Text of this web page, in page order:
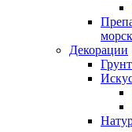
Декорации